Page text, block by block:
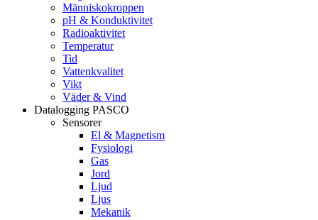
Människokroppen
pH & Konduktivitet
Radioaktivitet
Temperatur
Tid
Vattenkvalitet
Vikt
Väder & Vind
Datalogging PASCO
Sensorer
El & Magnetism
Fysiologi
Gas
Jord
Ljud
Ljus
Mekanik